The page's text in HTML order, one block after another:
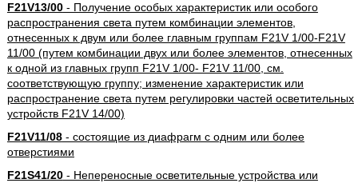
F21V13/00- Получение особых характеристик или особого
распространения света путем комбинации элементов,
отнесенных к двум или более главным группам F21V 1/00-F21V
11/00 (путем комбинации двух или более элементов, отнесенных
к одной из главных групп F21V 1/00- F21V 11/00, см.
соответствующую группу; изменение характеристик или
распространение света путем регулировки частей осветительных
устройств F21V 14/00)
F21V11/08- состоящие из диафрагм с одним или более
отверстиями
F21S41/20- Непереносные осветительные устройства или